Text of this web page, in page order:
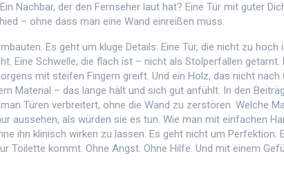
Nachbar, der den Fernseher laut hat? Eine Tür mit guter
– ohne dass man eine Wand einreißen muss.
Es geht um kluge Details: Eine Tür, die nicht zu
Eine Schwelle, die flach ist – nicht als Stolperfallen getarnt.
mit steifen Fingern greift. Und ein Holz, das nicht nach
Material – das lange hält und sich gut anfühlt. In den
Türen verbreitert, ohne die Wand zu zerstören. Welche
aussehen, als würden sie es tun. Wie man mit einfachen
ihn klinisch wirken zu lassen. Es geht nicht um Perfektion.
Toilette kommt. Ohne Angst. Ohne Hilfe. Und mit einem